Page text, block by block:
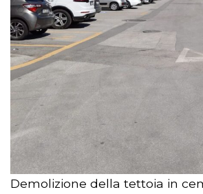
Demolizione della tettoia in